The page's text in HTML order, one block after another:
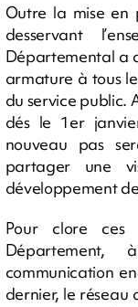
Outre la mise en
desservant
Départemental a
armature à tous
du service public.
dés le 1er
nouveau pas
partager une
développement
Pour clore ces
communication
dernier, le réseau